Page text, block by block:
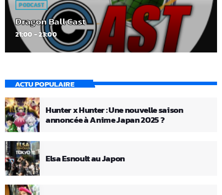
PODCAST
Dragon Ball Cast
21:00 - 23:00
ACTU POPULAIRE
Hunter x Hunter : Une nouvelle saison
annoncée à Anime Japan 2025 ?
Elsa Esnoult au Japon